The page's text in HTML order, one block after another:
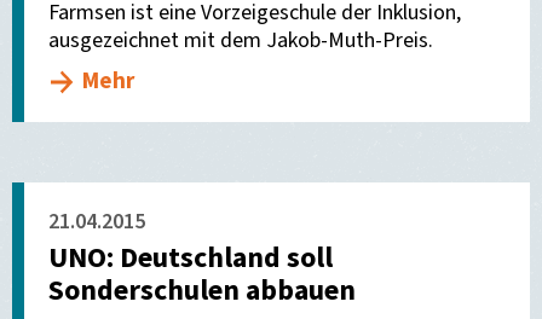
Farmsen ist eine Vorzeigeschule der Inklusion,
ausgezeichnet mit dem Jakob-Muth-Preis.
Mehr
21.04.2015
UNO: Deutschland soll
Sonderschulen abbauen